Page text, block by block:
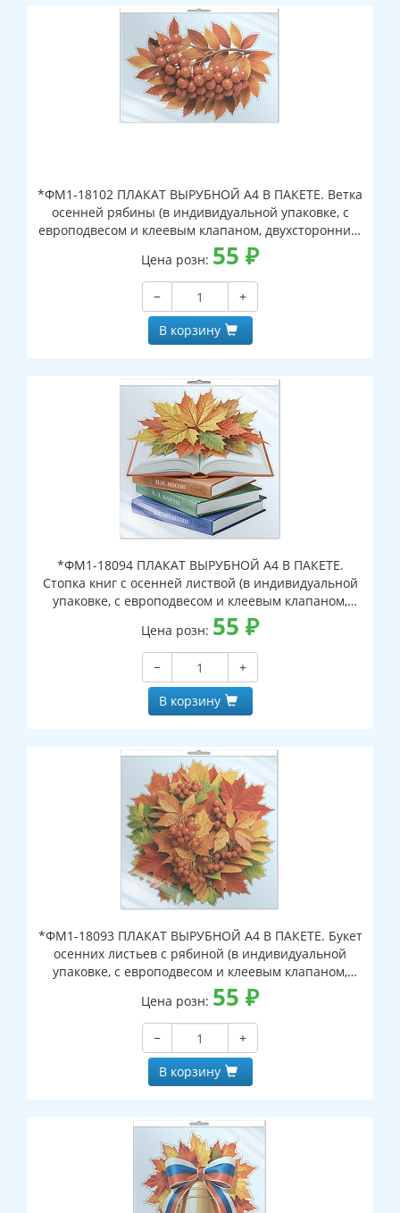
*ФМ1-18102 ПЛАКАТ ВЫРУБНОЙ А4 В ПАКЕТЕ. Ветка
осенней рябины (в индивидуальной упаковке, с
европодвесом и клеевым клапаном, двухсторонний,
ВД-лак)
Цена розн: 55 ₽
−
+
В корзину
*ФМ1-18094 ПЛАКАТ ВЫРУБНОЙ А4 В ПАКЕТЕ.
Стопка книг с осенней листвой (в индивидуальной
упаковке, с европодвесом и клеевым клапаном,
двухсторонний, ВД-лак)
Цена розн: 55 ₽
−
+
В корзину
*ФМ1-18093 ПЛАКАТ ВЫРУБНОЙ А4 В ПАКЕТЕ. Букет
осенних листьев с рябиной (в индивидуальной
упаковке, с европодвесом и клеевым клапаном,
двухсторонний, ВД-лак)
Цена розн: 55 ₽
−
+
В корзину